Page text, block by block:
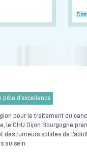
pôle d'excellence
pour le traitement du
le CHU Dijon Bourgogne
tumeurs solides de
au sein.